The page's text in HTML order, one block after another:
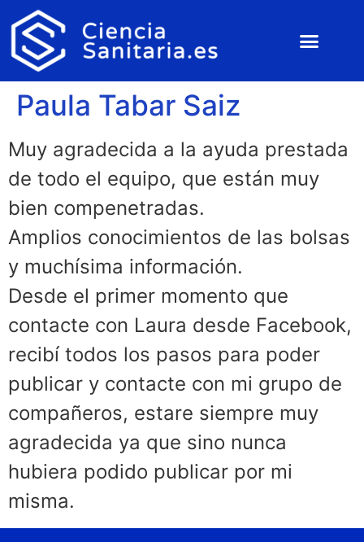
Paula Tabar Saiz
Muy agradecida a la ayuda prestada
de todo el equipo, que están muy
bien compenetradas.
Amplios conocimientos de las bolsas
y muchísima información.
Desde el primer momento que
contacte con Laura desde Facebook,
recibí todos los pasos para poder
publicar y contacte con mi grupo de
compañeros, estare siempre muy
agradecida ya que sino nunca
hubiera podido publicar por mi
misma.